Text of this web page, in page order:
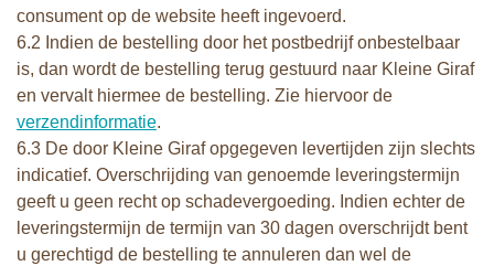
consument op de website heeft ingevoerd.
6.2 Indien de bestelling door het postbedrijf onbestelbaar
is, dan wordt de bestelling terug gestuurd naar Kleine Giraf
en vervalt hiermee de bestelling. Zie hiervoor de
verzendinformatie.
6.3 De door Kleine Giraf opgegeven levertijden zijn slechts
indicatief. Overschrijding van genoemde leveringstermijn
geeft u geen recht op schadevergoeding. Indien echter de
leveringstermijn de termijn van 30 dagen overschrijdt bent
u gerechtigd de bestelling te annuleren dan wel de